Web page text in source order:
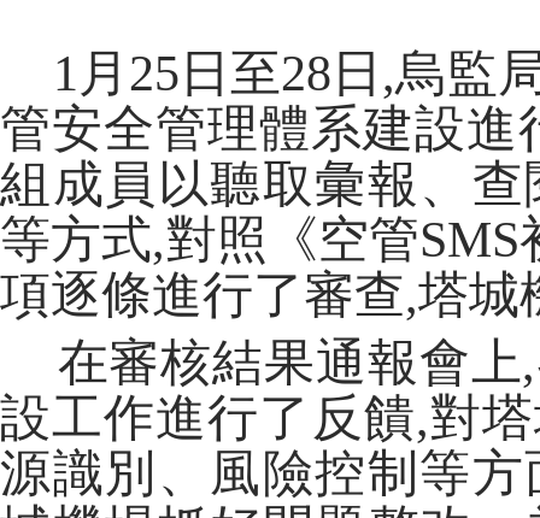
1月25日至28日,烏監
管安全管理體系建設
組成員以聽取彙報、
等方式,對照《空管
項逐條進行了審查,塔城
在審核結果通報會上,
設工作進行了反饋,對
源識別、風險控制等